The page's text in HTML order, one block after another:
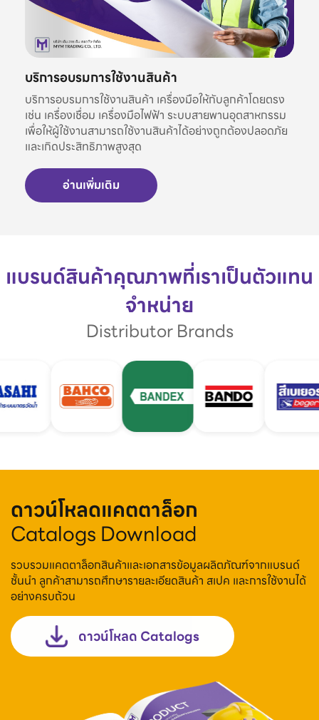
บริการอบรมการใช้งานสินค้า
บริการอบรมการใช้งานสินค้า เครื่องมือให้กับลูกค้าโดยตรง
เช่น เครื่องเชื่อม เครื่องมือไฟฟ้า ระบบสายพานอุตสาหกรรม
เพื่อให้ผู้ใช้งานสามารถใช้งานสินค้าได้อย่างถูกต้องปลอดภัย
และเกิดประสิทธิภาพสูงสุด
อ่านเพิ่มเติม
แบรนด์สินค้าคุณภาพที่เราเป็นตัวแทน
จำหน่าย
Distributor Brands
ดาวน์โหลดแคตตาล็อก
Catalogs Download
รวบรวมแคตตาล็อกสินค้าและเอกสารข้อมูลผลิตภัณฑ์จากแบรนด์
ชั้นนำ ลูกค้าสามารถศึกษารายละเอียดสินค้า สเปค และการใช้งานได้
อย่างครบถ้วน
ดาวน์โหลด Catalogs